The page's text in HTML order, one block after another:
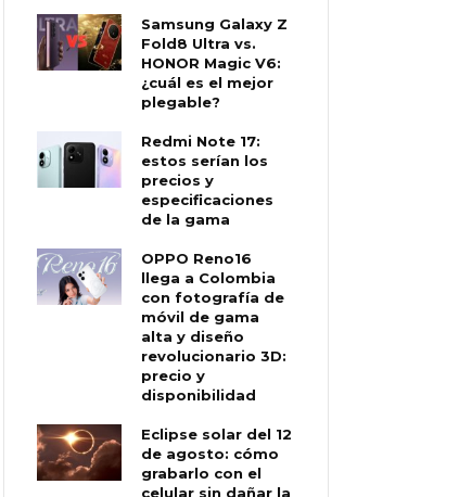
Samsung Galaxy Z
Fold8 Ultra vs.
HONOR Magic V6:
¿cuál es el mejor
plegable?
Redmi Note 17:
estos serían los
precios y
especificaciones
de la gama
OPPO Reno16
llega a Colombia
con fotografía de
móvil de gama
alta y diseño
revolucionario 3D:
precio y
disponibilidad
Eclipse solar del 12
de agosto: cómo
grabarlo con el
celular sin dañar la